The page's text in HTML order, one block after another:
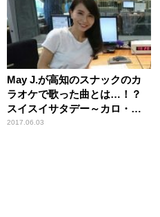
May J.が高知のスナックのカ
ラオケで歌った曲とは…！？
スイスイサタデー～カロ・ソ
リーゾ！
2017.06.03